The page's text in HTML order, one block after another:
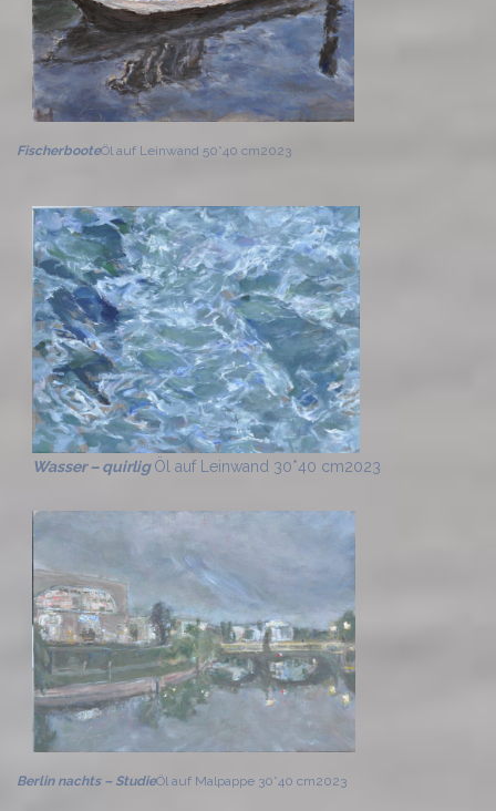
FischerbooteÖl auf Leinwand 50*40 cm2023
Wasser – quirligÖl auf Leinwand 30*40 cm2023
Berlin nachts – StudieÖl auf Malpappe 30*40 cm2023